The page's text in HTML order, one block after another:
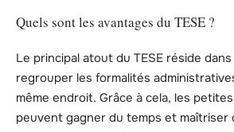
Quels sont les avantages du TESE ?
Le principal atout du TESE réside
regrouper les formalités
même endroit. Grâce à cela, les
peuvent gagner du temps et maîtriser